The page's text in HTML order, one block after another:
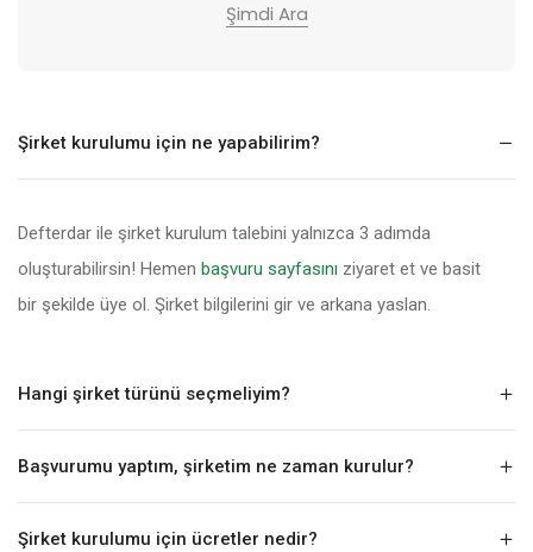
Şimdi Ara
Şirket kurulumu için ne yapabilirim?
Defterdar ile şirket kurulum talebini yalnızca 3 adımda
oluşturabilirsin! Hemen başvuru sayfasını ziyaret et ve basit
bir şekilde üye ol. Şirket bilgilerini gir ve arkana yaslan.
Hangi şirket türünü seçmeliyim?
Başvurumu yaptım, şirketim ne zaman kurulur?
Şirket kurulumu için ücretler nedir?